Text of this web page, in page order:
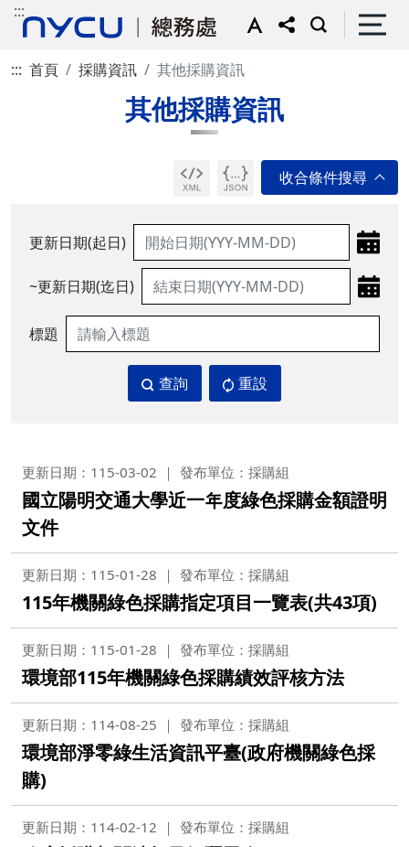
:::
::: 首頁 採購資訊 其他採購資訊
其他採購資訊
更新日期(起日)
~更新日期(迄日)
標題
查詢 重設
更新日期：115-03-02 發布單位：採購組
國立陽明交通大學近一年度綠色採購金額證明
文件
更新日期：115-01-28 發布單位：採購組
115年機關綠色採購指定項目一覽表(共43項)
更新日期：115-01-28 發布單位：採購組
環境部115年機關綠色採購績效評核方法
更新日期：114-08-25 發布單位：採購組
環境部淨零綠生活資訊平臺(政府機關綠色採
購)
更新日期：114-02-12 發布單位：採購組